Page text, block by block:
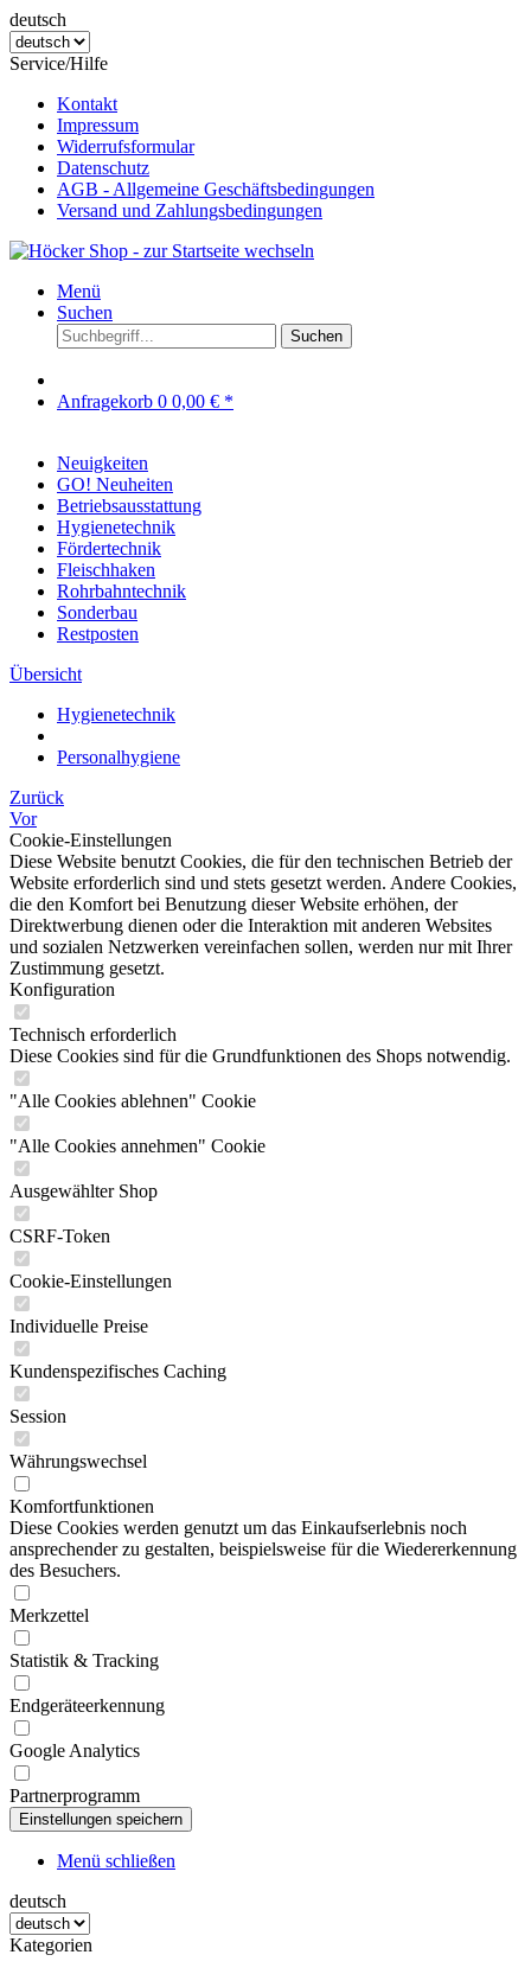
deutsch
Service/Hilfe
Kontakt
Impressum
Widerrufsformular
Datenschutz
AGB - Allgemeine Geschäftsbedingungen
Versand und Zahlungsbedingungen
Menü
Suchen
Suchen
Anfragekorb 0 0,00 € *
Neuigkeiten
GO! Neuheiten
Betriebsausstattung
Hygienetechnik
Fördertechnik
Fleischhaken
Rohrbahntechnik
Sonderbau
Restposten
Übersicht
Hygienetechnik
Personalhygiene
Zurück
Vor
Cookie-Einstellungen
Diese Website benutzt Cookies, die für den technischen Betrieb der
Website erforderlich sind und stets gesetzt werden. Andere Cookies,
die den Komfort bei Benutzung dieser Website erhöhen, der
Direktwerbung dienen oder die Interaktion mit anderen Websites
und sozialen Netzwerken vereinfachen sollen, werden nur mit Ihrer
Zustimmung gesetzt.
Konfiguration
Technisch erforderlich
Diese Cookies sind für die Grundfunktionen des Shops notwendig.
"Alle Cookies ablehnen" Cookie
"Alle Cookies annehmen" Cookie
Ausgewählter Shop
CSRF-Token
Cookie-Einstellungen
Individuelle Preise
Kundenspezifisches Caching
Session
Währungswechsel
Komfortfunktionen
Diese Cookies werden genutzt um das Einkaufserlebnis noch
ansprechender zu gestalten, beispielsweise für die Wiedererkennung
des Besuchers.
Merkzettel
Statistik & Tracking
Endgeräteerkennung
Google Analytics
Partnerprogramm
Menü schließen
deutsch
Kategorien